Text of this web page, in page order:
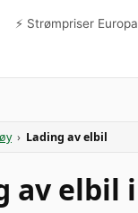
⚡️ Strømpriser Europa
› Lading av elbil
av elbil i